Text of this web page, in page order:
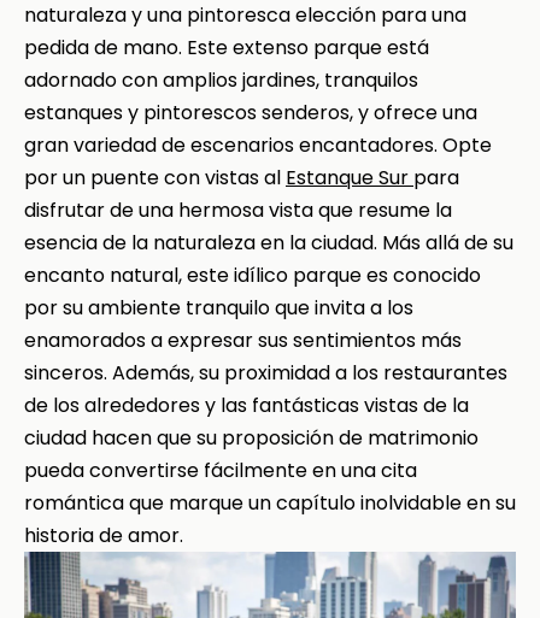
naturaleza y una pintoresca elección para una
pedida de mano. Este extenso parque está
adornado con amplios jardines, tranquilos
estanques y pintorescos senderos, y ofrece una
gran variedad de escenarios encantadores. Opte
por un puente con vistas al Estanque Sur para
disfrutar de una hermosa vista que resume la
esencia de la naturaleza en la ciudad. Más allá de su
encanto natural, este idílico parque es conocido
por su ambiente tranquilo que invita a los
enamorados a expresar sus sentimientos más
sinceros. Además, su proximidad a los restaurantes
de los alrededores y las fantásticas vistas de la
ciudad hacen que su proposición de matrimonio
pueda convertirse fácilmente en una cita
romántica que marque un capítulo inolvidable en su
historia de amor.